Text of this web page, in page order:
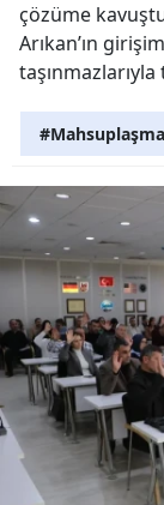
çözüme
Arıkan’ın
#Mahsuplaşma